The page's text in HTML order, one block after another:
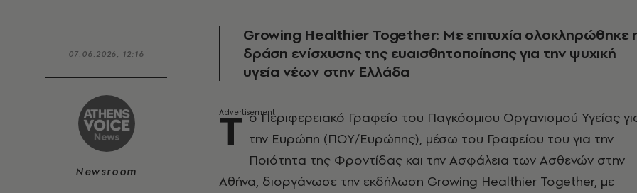
07.06.2026, 12:16
Newsroom
Growing Healthier Together: Με επιτυχία ολοκληρώθηκε
δράση ενίσχυσης της ευαισθητοποίησης για την ψυχική
υγεία νέων στην Ελλάδα
Τ ο Περιφερειακό Γραφείο του Παγκόσμιου Οργανισμού Υγείας
την Ευρώπη (ΠΟΥ/Ευρώπης), μέσω του Γραφείου του για την
Ποιότητα της Φροντίδας και την Ασφάλεια των Ασθενών στην
Αθήνα, διοργάνωσε την εκδήλωση Growing Healthier Together, με